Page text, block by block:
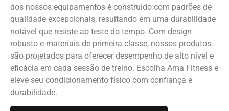
dos nossos equipamentos é construído com padrões de
qualidade excepcionais, resultando em uma durabilidade
notável que resiste ao teste do tempo. Com design
robusto e materiais de primeira classe, nossos produtos
são projetados para oferecer desempenho de alto nível e
eficácia em cada sessão de treino. Escolha Ama Fitness e
eleve seu condicionamento físico com confiança e
durabilidade.